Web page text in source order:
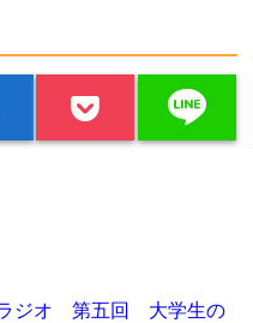
line
ジオ 第五回 大学生の